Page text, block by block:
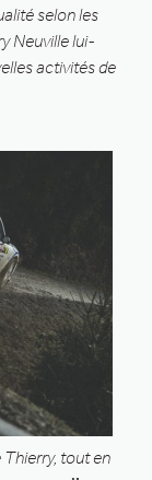
selon les
Neuville lui-
activités de
Thierry, tout en